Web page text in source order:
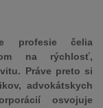
profesie čelia
na rýchlosť,
Práve preto si
advokátskych
osvojuje